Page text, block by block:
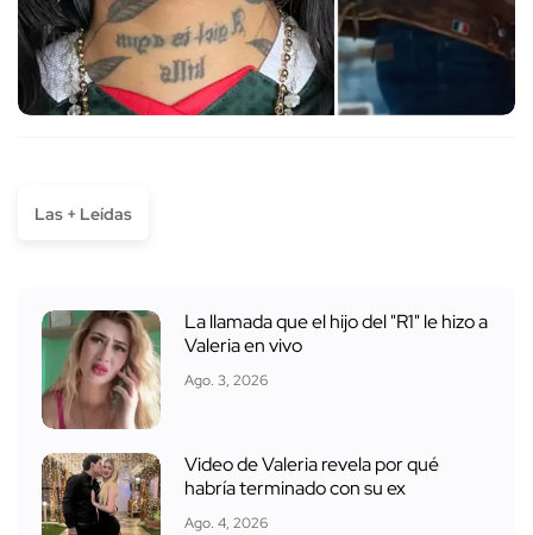
Las + Leídas
La llamada que el hijo del "R1" le hizo a
Valeria en vivo
Ago. 3, 2026
Video de Valeria revela por qué
habría terminado con su ex
Ago. 4, 2026